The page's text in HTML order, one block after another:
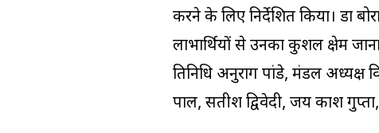
करने के लिए निर्देशित किया। डा
लाभार्थियों से उनका कुशल क्षेम
प्रतिनिधि अनुराग पांडे, मंडल
पाल, सतीश द्विवेदी, जय प्रकाश